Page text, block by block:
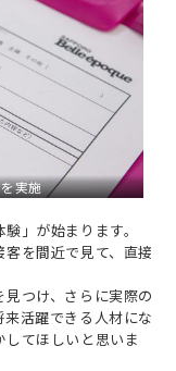
実施
」が始まります。
を間近で見て、直接
つけ、さらに実際の
活躍できる人材にな
てほしいと思いま